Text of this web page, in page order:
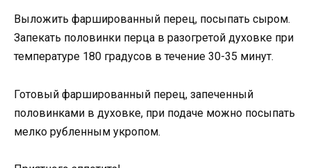
Выложить фаршированный перец, посыпать сыром.
Запекать половинки перца в разогретой духовке при
температуре 180 градусов в течение 30-35 минут.
Готовый фаршированный перец, запеченный
половинками в духовке, при подаче можно посыпать
мелко рубленным укропом.